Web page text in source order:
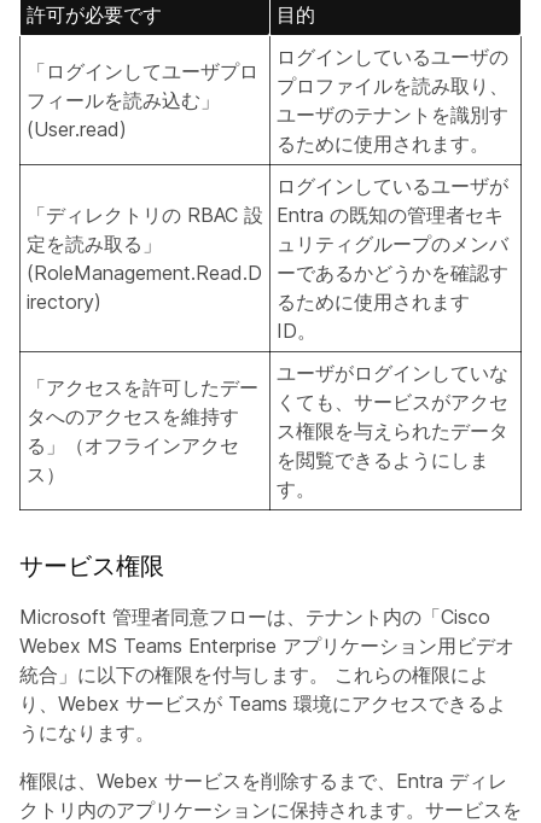
許可が必要です
目的
「ログインしてユーザプロ
フィールを読み込む」
(User.read)
ログインしているユーザの
プロファイルを読み取り、
ユーザのテナントを識別す
るために使用されます。
「ディレクトリの RBAC 設
定を読み取る」
(RoleManagement.Read.D
irectory)
ログインしているユーザが
Entra の既知の管理者セキ
ュリティグループのメンバ
ーであるかどうかを確認す
るために使用されます
ID。
「アクセスを許可したデー
タへのアクセスを維持す
る」（オフラインアクセ
ス）
ユーザがログインしていな
くても、サービスがアクセ
ス権限を与えられたデータ
を閲覧できるようにしま
す。
サービス権限
Microsoft 管理者同意フローは、テナント内の「Cisco
Webex MS Teams Enterprise アプリケーション用ビデオ
統合」に以下の権限を付与します。 これらの権限によ
り、Webex サービスが Teams 環境にアクセスできるよ
うになります。
権限は、Webex サービスを削除するまで、Entra ディレ
クトリ内のアプリケーションに保持されます。サービスを